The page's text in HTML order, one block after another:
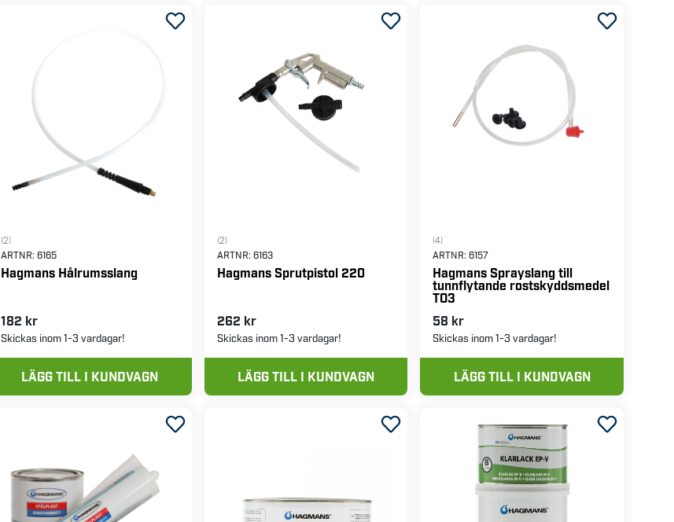
(2)
ARTNR: 6165
Hagmans Hålrumsslang
182 kr
Skickas inom 1-3 vardagar!
LÄGG TILL I KUNDVAGN
(2)
ARTNR: 6163
Hagmans Sprutpistol 220
262 kr
Skickas inom 1-3 vardagar!
LÄGG TILL I KUNDVAGN
(4)
ARTNR:6157
Hagmans Sprayslang till
tunnflytande rostskyddsmedel
TO3
58 kr
Skickas inom 1-3 vardagar!
LÄGG TILL I KUNDVAGN